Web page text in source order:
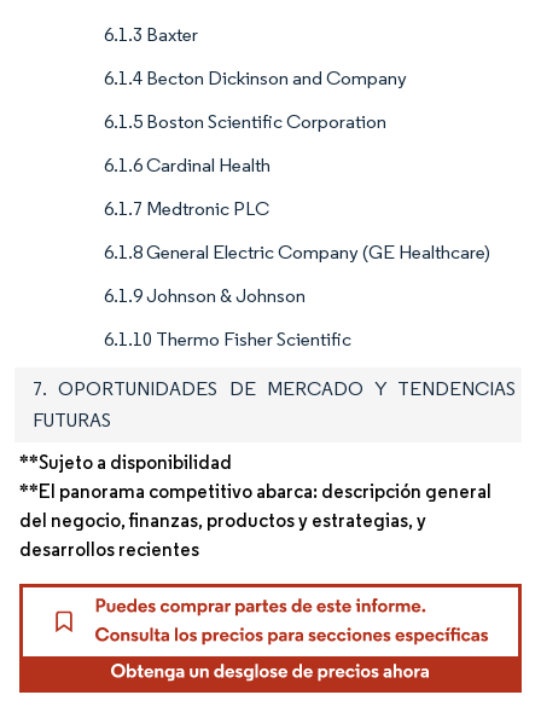
6.1.3 Baxter
6.1.4 Becton Dickinson and Company
6.1.5 Boston Scientific Corporation
6.1.6 Cardinal Health
6.1.7 Medtronic PLC
6.1.8 General Electric Company (GE Healthcare)
6.1.9 Johnson & Johnson
6.1.10 Thermo Fisher Scientific
7. OPORTUNIDADES DE MERCADO Y TENDENCIAS
FUTURAS
**Sujeto a disponibilidad
**El panorama competitivo abarca: descripción general
del negocio, finanzas, productos y estrategias, y
desarrollos recientes